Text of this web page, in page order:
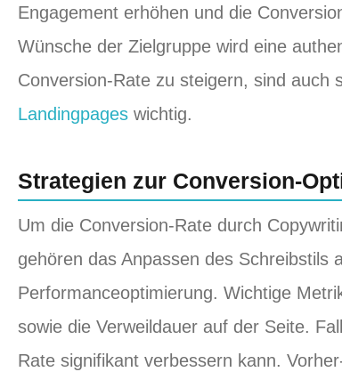
Engagement erhöhen und die
Wünsche der Zielgruppe wird eine
Conversion-Rate zu steigern, sind auch
Landingpages wichtig.
Strategien zur Conversion-
Um die Conversion-Rate durch
gehören das Anpassen des Schreibstils
Performanceoptimierung. Wichtige
sowie die Verweildauer auf der Seite.
Rate signifikant verbessern kann.